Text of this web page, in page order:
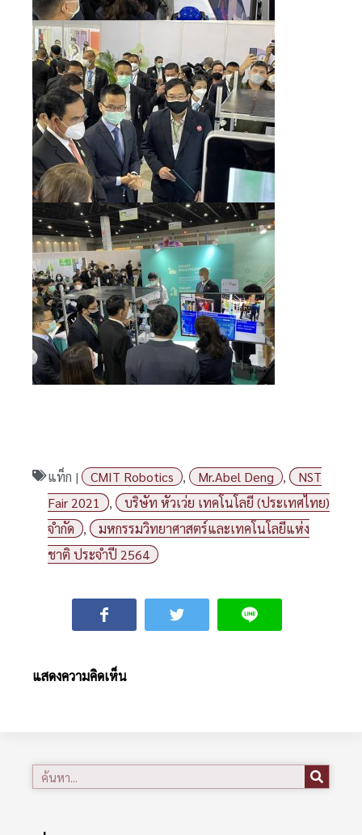
แท็ก | CMIT Robotics , Mr.Abel Deng ,
NST
Fair 2021
,
บริษัท หัวเว่ย เทคโนโลยี (ประเทศไทย)
จำกัด
,
มหกรรมวิทยาศาสตร์และเทคโนโลยีแห่ง
ชาติ ประจำปี 2564
แสดงความคิดเห็น